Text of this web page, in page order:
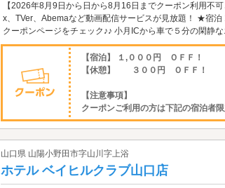
【2026年8月9日から日から8月16日までクーポン利用
x、TVer、Abemaなど動画配信サービスが見放題！ ★宿
クーポンページをチェック♪♪ 小月ICから車で５分の閑静
【宿泊】 １,０００円 ＯＦＦ！
【休憩】 ３００円 ＯＦＦ！
【注意事項】
クーポンご利用の方は下記の宿泊者
山口県 山陽小野田市字山川字上浴
ホテル ベイヒルクラブ山口店